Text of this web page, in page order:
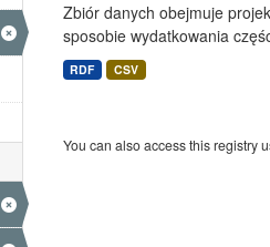
Zbiór danych obejmuje
sposobie wydatkowania
RDF CSV
You can also access this registry